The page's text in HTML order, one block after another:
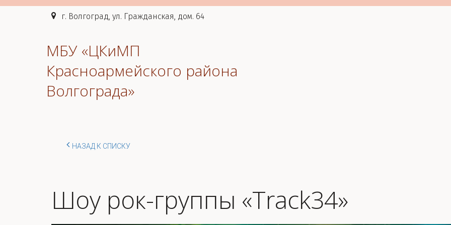
г. Волгоград, ул. Гражданская, дом. 64
МБУ «ЦКиМП
Красноармейского района
Волгограда»
НАЗАД К СПИСКУ
Шоу рок-группы «Track34»